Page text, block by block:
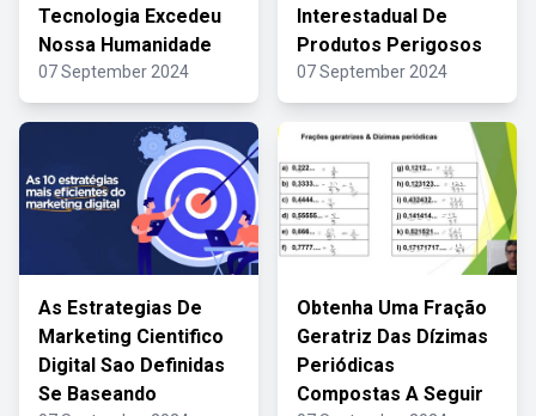
Tecnologia Excedeu
Nossa Humanidade
07 September 2024
Interestadual De
Produtos Perigosos
07 September 2024
As Estrategias De
Marketing Cientifico
Digital Sao Definidas
Se Baseando
Obtenha Uma Fração
Geratriz Das Dízimas
Periódicas
Compostas A Seguir